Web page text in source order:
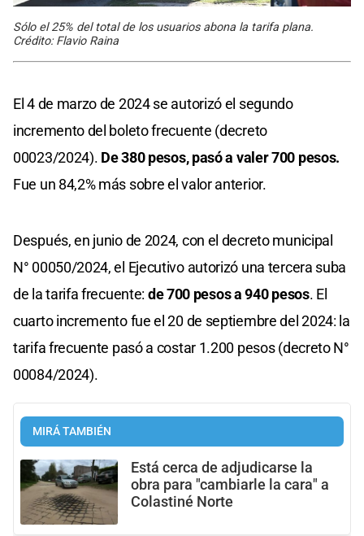
Sólo el 25% del total de los usuarios abona la tarifa plana.
Crédito: Flavio Raina
El 4 de marzo de 2024 se autorizó el segundo
incremento del boleto frecuente (decreto
00023/2024). De 380 pesos, pasó a valer 700 pesos.
Fue un 84,2% más sobre el valor anterior.
Después, en junio de 2024, con el decreto municipal
N° 00050/2024, el Ejecutivo autorizó una tercera suba
de la tarifa frecuente: de 700 pesos a 940 pesos. El
cuarto incremento fue el 20 de septiembre del 2024: la
tarifa frecuente pasó a costar 1.200 pesos (decreto N°
00084/2024).
MIRÁ TAMBIÉN
Está cerca de adjudicarse la
obra para "cambiarle la cara" a
Colastiné Norte